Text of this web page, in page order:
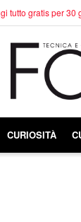
tutto gratis per 30
CURIOSITÀ